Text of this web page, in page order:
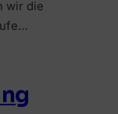
wir die